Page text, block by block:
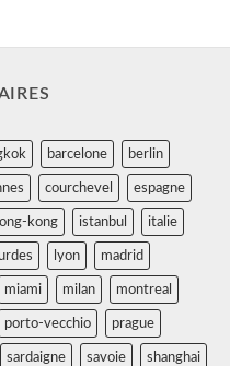
barcelone berlin
courchevel espagne
kong istanbul italie
lyon madrid
miami milan montreal
porto-vecchio prague
sardaigne savoie shanghai